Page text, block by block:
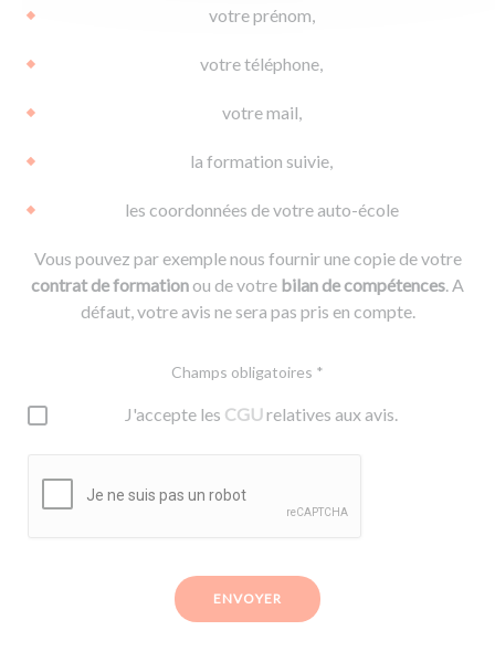
votre prénom,
votre téléphone,
votre mail,
la formation suivie,
les coordonnées de votre auto-école
Vous pouvez par exemple nous fournir une copie de votre
contrat de formationou de votre bilan de compétences. A
défaut, votre avis ne sera pas pris en compte.
Champs obligatoires *
J'accepte les CGUrelatives aux avis.
ENVOYER